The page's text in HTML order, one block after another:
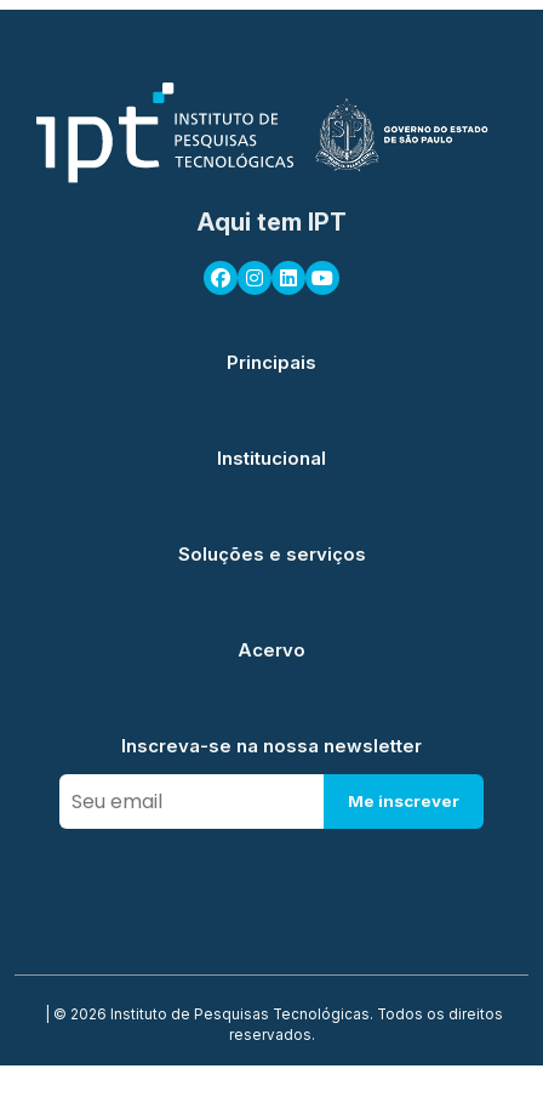
Aqui tem IPT
Principais
Institucional
Soluções e serviços
Acervo
Inscreva-se na nossa newsletter
Me inscrever
| © 2026 Instituto de Pesquisas Tecnológicas. Todos os direitos
reservados.